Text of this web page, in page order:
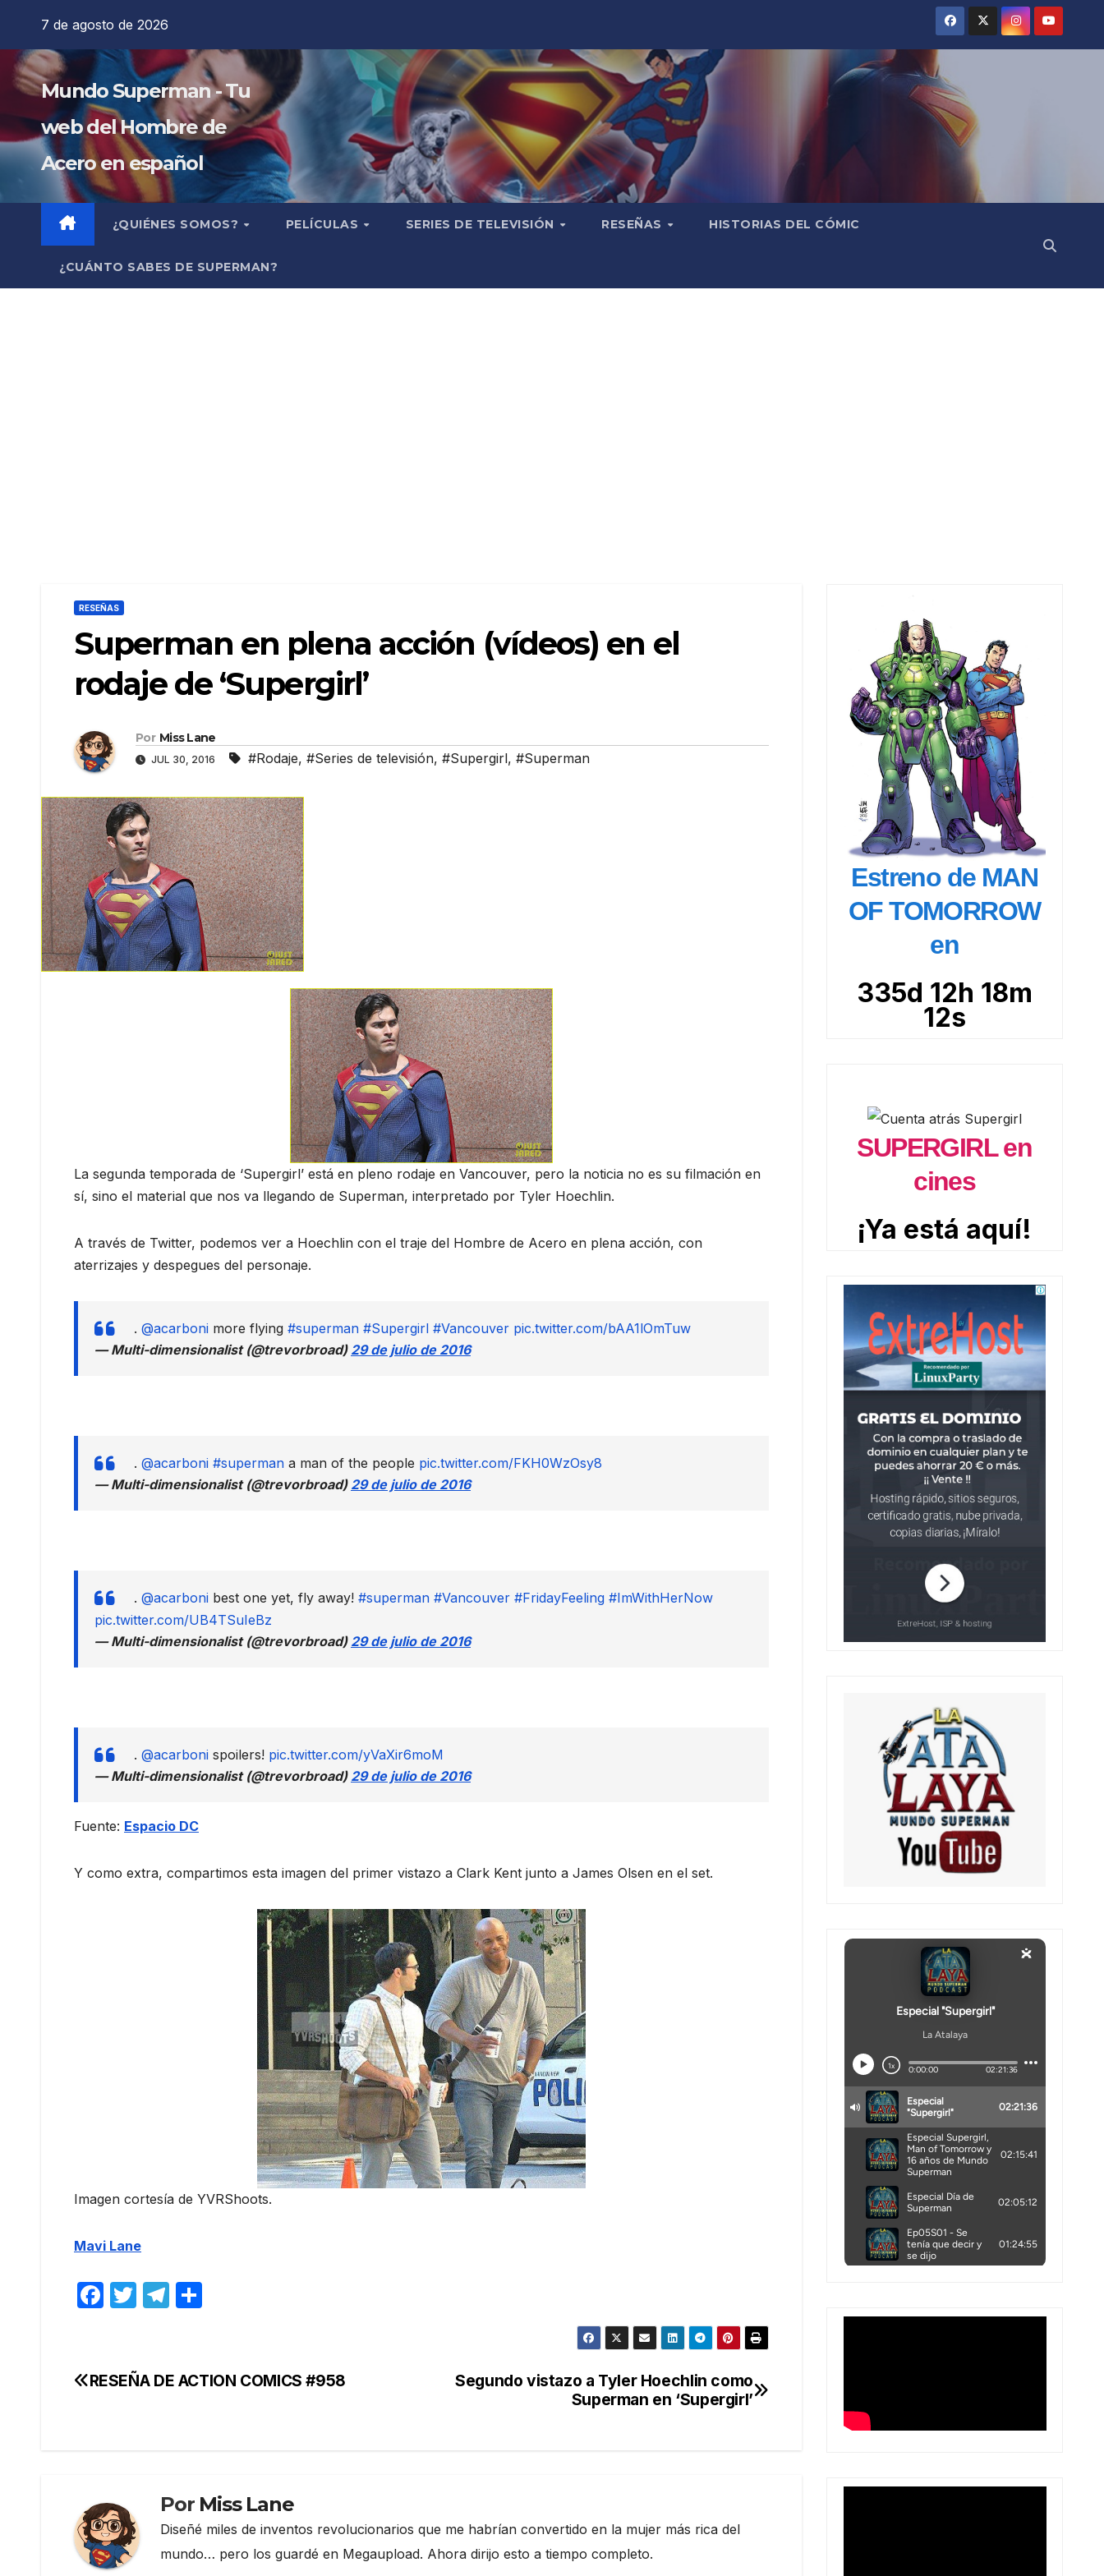
contenido
7 de agosto de 2026
Mundo Superman - Tu
web del Hombre de
Acero en español
¿QUIÉNES SOMOS? PELÍCULAS SERIES DE TELEVISIÓN RESEÑAS HISTORIAS DEL CÓMIC
¿CUÁNTO SABES DE SUPERMAN?
RESEÑAS
Superman en plena acción (vídeos) en el
rodaje de ‘Supergirl’
Por Miss Lane
JUL 30, 2016 #Rodaje, #Series de televisión, #Supergirl, #Superman
La segunda temporada de ‘Supergirl’ está en pleno rodaje en Vancouver, pero la noticia no es su filmación en
sí, sino el material que nos va llegando de Superman, interpretado por Tyler Hoechlin.
A través de Twitter, podemos ver a Hoechlin con el traje del Hombre de Acero en plena acción, con
aterrizajes y despegues del personaje.
. @acarboni more flying #superman #Supergirl #Vancouver pic.twitter.com/bAA1lOmTuw
— Multi-dimensionalist (@trevorbroad) 29 de julio de 2016
. @acarboni #superman a man of the people pic.twitter.com/FKH0WzOsy8
— Multi-dimensionalist (@trevorbroad) 29 de julio de 2016
. @acarboni best one yet, fly away! #superman #Vancouver #FridayFeeling #ImWithHerNow
pic.twitter.com/UB4TSuIeBz
— Multi-dimensionalist (@trevorbroad) 29 de julio de 2016
. @acarboni spoilers! pic.twitter.com/yVaXir6moM
— Multi-dimensionalist (@trevorbroad) 29 de julio de 2016
Fuente: Espacio DC
Y como extra, compartimos esta imagen del primer vistazo a Clark Kent junto a James Olsen en el set.
Imagen cortesía de YVRShoots.
Mavi Lane
F
e
T
er
T
gr p
Navegación
Segundo vistazo a Tyler Hoechlin como
Superman en ‘Supergirl’
RESEÑA DE ACTION COMICS #958
Por Miss Lane
Diseñé miles de inventos revolucionarios que me habrían convertido en la mujer más rica del
mundo… pero los guardé en Megaupload. Ahora dirijo esto a tiempo completo.
Estreno de MAN
OF TOMORROW
en
335d 12h 18m
10s
SUPERGIRL en
cines
¡Ya está aquí!